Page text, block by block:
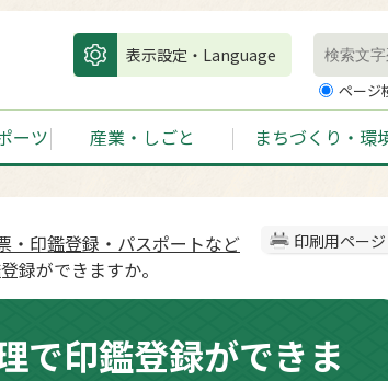
表示設定・Language
ページ
ーツ 産業・しごと まちづくり・環
印刷用ページ
・印鑑登録・パスポートなど
録ができますか。
で印鑑登録ができま